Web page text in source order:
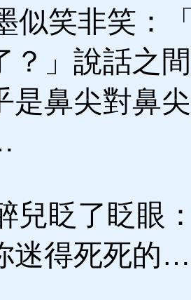
笑非笑：
？」說話之
是鼻尖對鼻
眨了眨眼
迷得死死